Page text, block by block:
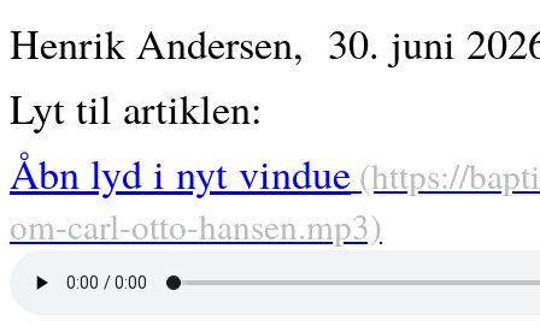
Henrik Andersen, 30. juni
Lyt til artiklen:
Åbn lyd i nyt vindue